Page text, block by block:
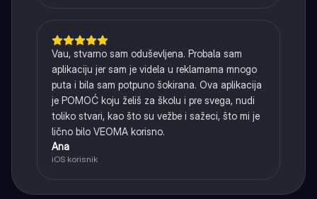
Vau, stvarno sam oduševljena. Probala sam
aplikaciju jer sam je videla u reklamama mnogo
puta i bila sam potpuno šokirana. Ova aplikacija
je POMOĆ koju želiš za školu i pre svega, nudi
toliko stvari, kao što su vežbe i sažeci, što mi je
lično bilo VEOMA korisno.
Ana
iOS korisnik